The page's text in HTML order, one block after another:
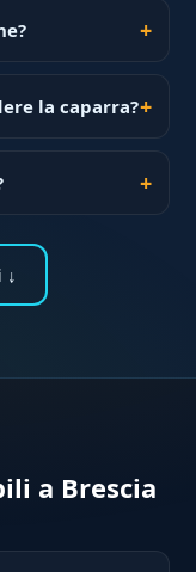
la caparra?
a Brescia